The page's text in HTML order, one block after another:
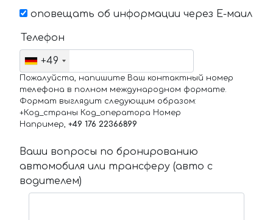
оповещать об информации через Е-маил
Телефон
+49
Пожалуйста, напишите Ваш контактный номер
телефона в полном международном формате.
Формат выглядит следующим образом:
+Код_страны Код_оператора Номер
Например, +49 176 22366899
Ваши вопросы по бронированию
автомобиля или трансферу (авто с
водителем)